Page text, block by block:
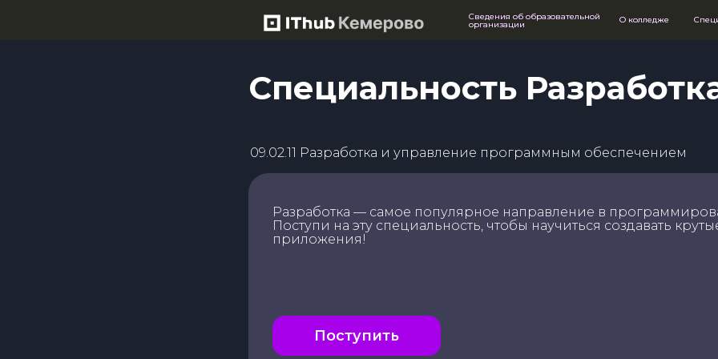
О колледже
Сведения об образовательной
организации О колледже
Сведения об образовательной
организации
Специальность
Поступить
Разработка — самое популярное направление в
Поступи на эту специальность, чтобы научиться создавать
приложения!
09.02.11 Разработка и управление программным обеспечением